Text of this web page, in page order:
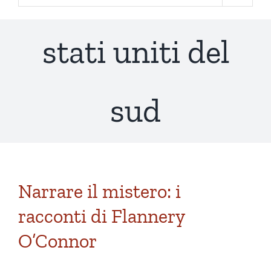
stati uniti del
sud
Narrare il mistero: i
racconti di Flannery
O’Connor